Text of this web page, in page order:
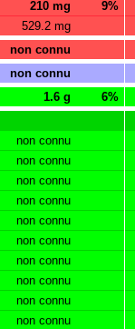
210 mg 9%
529.2 mg
non connu
non connu
1.6 g 6%
non connu
non connu
non connu
non connu
non connu
non connu
non connu
non connu
non connu
non connu